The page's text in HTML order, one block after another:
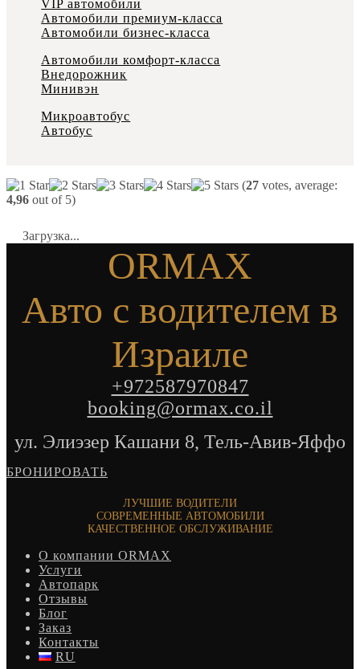
VIP автомобили
Автомобили премиум-класса
Автомобили бизнес-класса
Автомобили комфорт-класса
Внедорожник
Минивэн
Микроавтобус
Автобус
(27 votes, average:
4,96 out of 5)
Загрузка...
ORMAX
Авто с водителем в
Израиле
+972587970847
booking@ormax.co.il
ул. Элиэзер Кашани 8, Тель-Авив-Яффо
БРОНИРОВАТЬ
ЛУЧШИЕ ВОДИТЕЛИ
СОВРЕМЕННЫЕ АВТОМОБИЛИ
КАЧЕСТВЕННОЕ ОБСЛУЖИВАНИЕ
О компании ORMAX
Услуги
Автопарк
Отзывы
Блог
Заказ
Контакты
RU